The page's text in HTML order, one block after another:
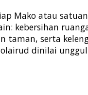
Mako atau
kebersihan
taman, serta
dinilai